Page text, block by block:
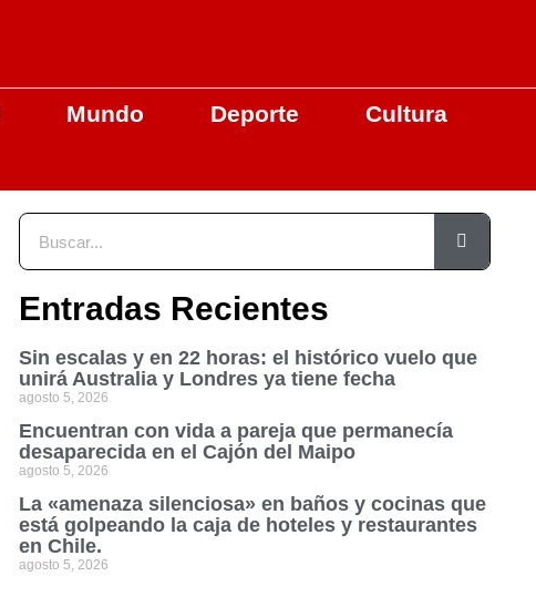
Mundo Deporte
Cultura
Entradas Recientes
Sin escalas y en 22 horas: el histórico vuelo que
unirá Australia y Londres ya tiene fecha
agosto 5, 2026
Encuentran con vida a pareja que permanecía
desaparecida en el Cajón del Maipo
agosto 5, 2026
La «amenaza silenciosa» en baños y cocinas que
está golpeando la caja de hoteles y restaurantes
en Chile.
agosto 5, 2026